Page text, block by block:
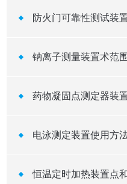
防火门可靠性测试装
钠离子测量装置术范围
药物凝固点测定器装
电泳测定装置使用方
恒温定时加热装置点